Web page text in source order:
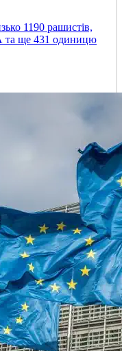
1190 рашистів,
та ще 431 одиницю